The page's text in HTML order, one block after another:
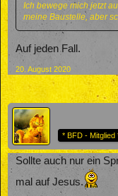
Ich bewege mich jetzt
meine Baustelle, aber
Auf jeden Fall.
20. August 2020
* BFD - Mitglied
Sollte auch nur ein
mal auf Jesus.